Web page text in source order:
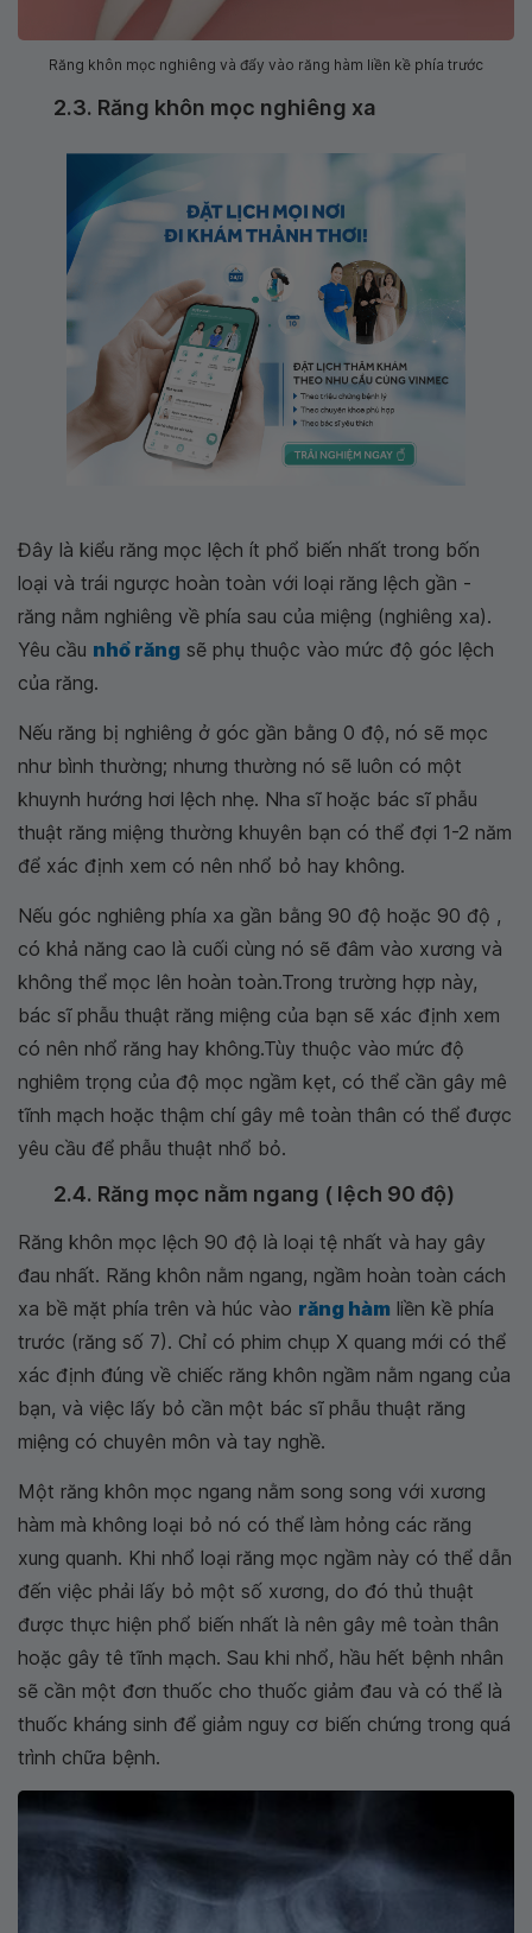
Răng khôn mọc nghiêng và đẩy vào răng hàm liền kề phía trước
2.3. Răng khôn mọc nghiêng xa
Đây là kiểu răng mọc lệch ít phổ biến nhất trong bốn
loại và trái ngược hoàn toàn với loại răng lệch gần -
răng nằm nghiêng về phía sau của miệng (nghiêng xa).
Yêu cầu nhổ răng sẽ phụ thuộc vào mức độ góc lệch
của răng.
Nếu răng bị nghiêng ở góc gần bằng 0 độ, nó sẽ mọc
như bình thường; nhưng thường nó sẽ luôn có một
khuynh hướng hơi lệch nhẹ. Nha sĩ hoặc bác sĩ phẫu
thuật răng miệng thường khuyên bạn có thể đợi 1-2 năm
để xác định xem có nên nhổ bỏ hay không.
Nếu góc nghiêng phía xa gần bằng 90 độ hoặc 90 độ ,
có khả năng cao là cuối cùng nó sẽ đâm vào xương và
không thể mọc lên hoàn toàn.Trong trường hợp này,
bác sĩ phẫu thuật răng miệng của bạn sẽ xác định xem
có nên nhổ răng hay không.Tùy thuộc vào mức độ
nghiêm trọng của độ mọc ngầm kẹt, có thể cần gây mê
tĩnh mạch hoặc thậm chí gây mê toàn thân có thể được
yêu cầu để phẫu thuật nhổ bỏ.
2.4. Răng mọc nằm ngang ( lệch 90 độ)
Răng khôn mọc lệch 90 độ là loại tệ nhất và hay gây
đau nhất. Răng khôn nằm ngang, ngầm hoàn toàn cách
xa bề mặt phía trên và húc vào răng hàm liền kề phía
trước (răng số 7). Chỉ có phim chụp X quang mới có thể
xác định đúng về chiếc răng khôn ngầm nằm ngang của
bạn, và việc lấy bỏ cần một bác sĩ phẫu thuật răng
miệng có chuyên môn và tay nghề.
Một răng khôn mọc ngang nằm song song với xương
hàm mà không loại bỏ nó có thể làm hỏng các răng
xung quanh. Khi nhổ loại răng mọc ngầm này có thể dẫn
đến việc phải lấy bỏ một số xương, do đó thủ thuật
được thực hiện phổ biến nhất là nên gây mê toàn thân
hoặc gây tê tĩnh mạch. Sau khi nhổ, hầu hết bệnh nhân
sẽ cần một đơn thuốc cho thuốc giảm đau và có thể là
thuốc kháng sinh để giảm nguy cơ biến chứng trong quá
trình chữa bệnh.